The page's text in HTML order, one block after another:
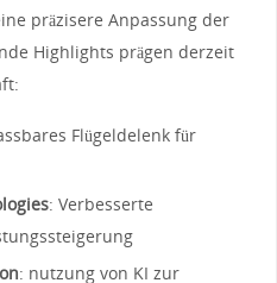
präzisere Anpassung der
Highlights prägen derzeit
Flügeldelenk für​
: Verbesserte
: nutzung von KI zur‌